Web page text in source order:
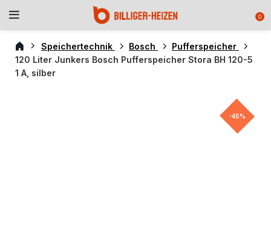
0
Speichertechnik Bosch
Pufferspeicher
120 Liter Junkers Bosch Pufferspeicher Stora BH 120-5
1 A, silber
-45%